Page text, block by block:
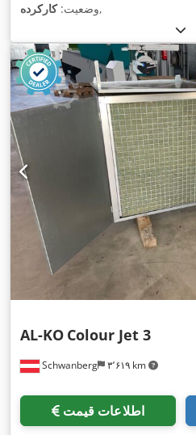
وضعیت:کارکرده ,
Schwanberg ۳٬۶۱۹ km
AL-KO Colour Jet 3
اطلاعات قیمت